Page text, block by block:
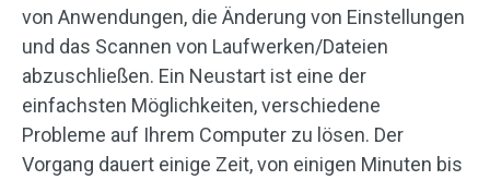
von Anwendungen, die Änderung von Einstellungen
und das Scannen von Laufwerken/Dateien
abzuschließen. Ein Neustart ist eine der
einfachsten Möglichkeiten, verschiedene
Probleme auf Ihrem Computer zu lösen. Der
Vorgang dauert einige Zeit, von einigen Minuten bis